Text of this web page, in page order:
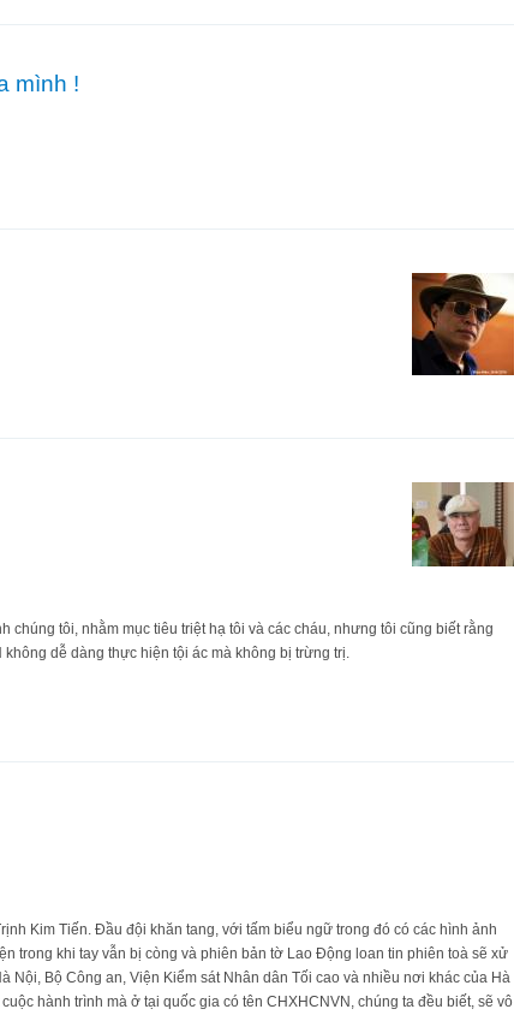
mình !
tôi, nhằm mục tiêu triệt hạ tôi và các cháu, nhưng tôi cũng biết rằng
dễ dàng thực hiện tội ác mà không bị trừng trị.
Kim Tiến. Đầu đội khăn tang, với tấm biểu ngữ trong đó có các hình ảnh
trong khi tay vẫn bị còng và phiên bản tờ Lao Động loan tin phiên toà sẽ xử
Nội, Bộ Công an, Viện Kiểm sát Nhân dân Tối cao và nhiều nơi khác của Hà
hành trình mà ở tại quốc gia có tên CHXHCNVN, chúng ta đều biết, sẽ vô